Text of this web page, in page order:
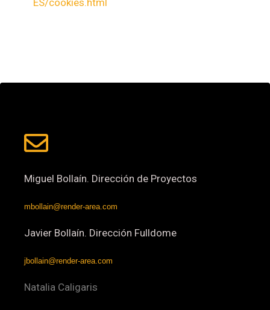
ES/cookies.html
Miguel Bollaín. Dirección de Proyectos
mbollain@render-area.com
Javier Bollaín. Dirección Fulldome
jbollain@render-area.com
Natalia Caligaris